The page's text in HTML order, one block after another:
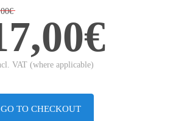
VAT (where applicable)
GO TO CHECKOUT